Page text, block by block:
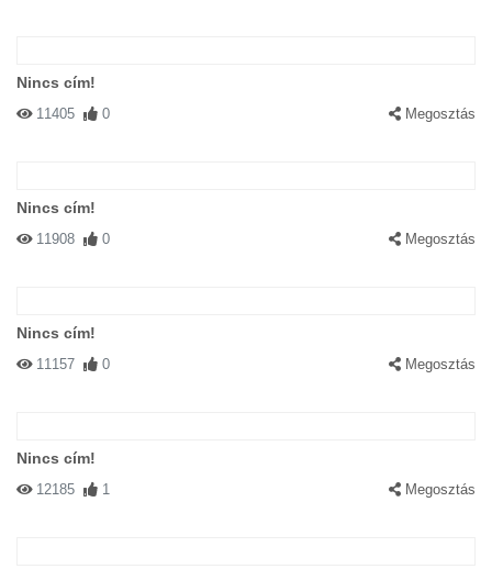
Nincs cím!
11405 0 Megosztás
Nincs cím!
11908 0 Megosztás
Nincs cím!
11157 0 Megosztás
Nincs cím!
12185 1 Megosztás